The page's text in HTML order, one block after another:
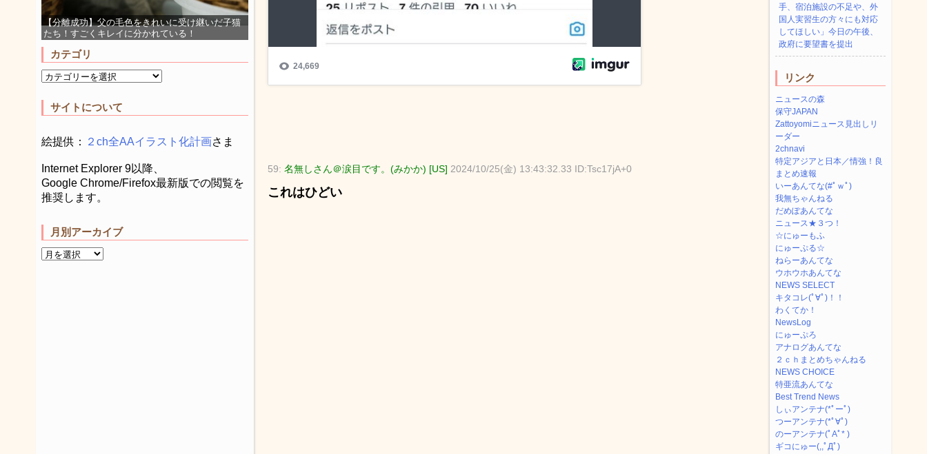
【分離成功】父の毛色をきれいに受け継いだ子猫
たち！すごくキレイに分かれている！
カテゴリ
サイトについて
絵提供： ２ch全AAイラスト化計画さま
Internet Explorer 9以降、
Google Chrome/Firefox最新版での閲覧を
推奨します。
月別アーカイブ
59: 名無しさん＠涙目です。(みかか) [US] 2024/10/25(金) 13:43:32.33 ID:Tsc17jA+0
これはひどい
手、宿泊施設の不足や、外
国人実習生の方々にも対応
してほしい」今日の午後、
政府に要望書を提出
リンク
ニュースの森
保守JAPAN
Zattoyomiニュース見出しリ
ーダー
2chnavi
特定アジアと日本／情強！良
まとめ速報
いーあんてな(#ﾟｗﾟ)
我無ちゃんねる
だめぽあんてな
ニュース★３つ！
☆にゅーもふ
にゅーぷる☆
ねらーあんてな
ウホウホあんてな
NEWS SELECT
キタコレ(ﾟ∀ﾟ)！！
わくてか！
NewsLog
にゅーぷろ
アナログあんてな
２ｃｈまとめちゃんねる
NEWS CHOICE
特亜流あんてな
Best Trend News
しぃアンテナ(*ﾟーﾟ)
つーアンテナ(*ﾟ∀ﾟ)
のーアンテナ(ﾟAﾟ* )
ギコにゅー(,,ﾟДﾟ)